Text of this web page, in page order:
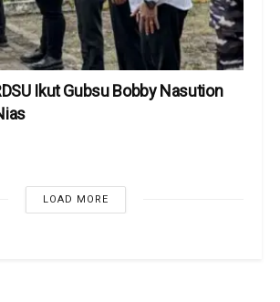
Ikut Gubsu Bobby Nasution
LOAD MORE